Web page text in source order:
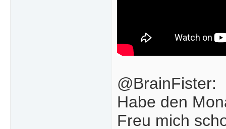
@BrainFister:
Habe den
Freu mich